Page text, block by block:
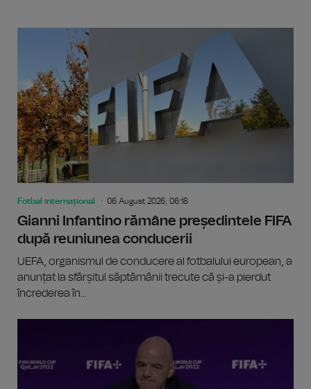
Fotbal internațional 06 August 2026, 06:18
Gianni Infantino rămâne președintele FIFA
după reuniunea conducerii
UEFA, organismul de conducere al fotbalului european, a
anunțat la sfârșitul săptămânii trecute că și-a pierdut
încrederea în...